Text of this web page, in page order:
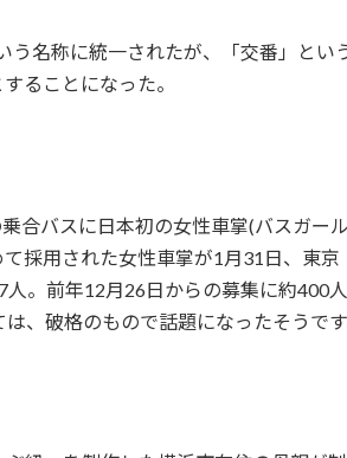
名称に統一されたが、「交番」と
ることになった。
合バスに日本初の女性車掌(バスガ
採用された女性車掌が1月31日、東
。前年12月26日からの募集に約
、破格のもので話題になったそうです